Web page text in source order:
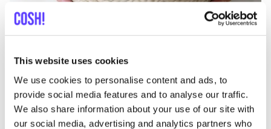
This website uses cookies
We use cookies to personalise content and ads, to
provide social media features and to analyse our traffic.
We also share information about your use of our site with
our social media, advertising and analytics partners who
PreviousNext